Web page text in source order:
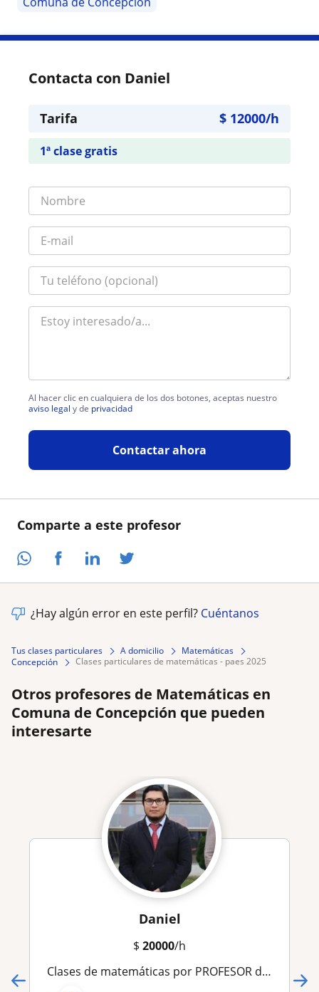
Comparte a este profesor
Contacta con Daniel
Tarifa $ 12000/h
1ª clase gratis
Al hacer clic en cualquiera de los dos botones, aceptas nuestro
aviso legal y de privacidad
Contactar ahora
¿Hay algún error en este perfil? Cuéntanos
Tus clases particulares A domicilio
Matemáticas
Concepción
clases particulares de matemáticas - paes 2025
Otros profesores de Matemáticas en
Comuna de Concepción que pueden
interesarte
Daniel
$ 20000/h
Clases de matemáticas por PROFESOR de Liceo Bicentenario en Gran Concepción